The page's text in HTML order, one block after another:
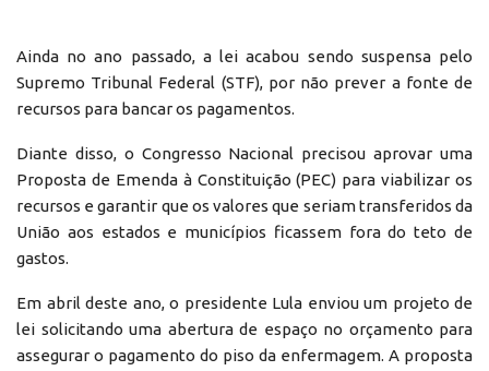
Ainda no ano passado, a lei acabou sendo suspensa pelo
Supremo Tribunal Federal (STF), por não prever a fonte de
recursos para bancar os pagamentos.
Diante disso, o Congresso Nacional precisou aprovar uma
Proposta de Emenda à Constituição (PEC) para viabilizar os
recursos e garantir que os valores que seriam transferidos da
União aos estados e municípios ficassem fora do teto de
gastos.
Em abril deste ano, o presidente Lula enviou um projeto de
lei solicitando uma abertura de espaço no orçamento para
assegurar o pagamento do piso da enfermagem. A proposta